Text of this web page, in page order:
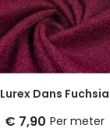
Lurex Dans Fuchsia
€ 7,90 Per meter